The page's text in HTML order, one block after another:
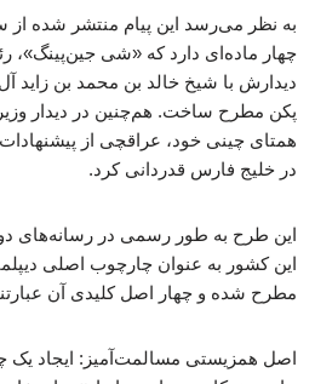
به نظر می‌رسد این پیام منتشر شده
چهار ماده‌ای دارد که «شی جین‌پینگ»،
دیدارش با شیخ خالد بن محمد بن زاید آل
پکن مطرح ساخت. هم‌چنین در دیدار
همتای چینی خود، عراقچی از
در خلیج فارس قدردانی کرد.
این طرح به طور رسمی در رسانه‌های
این کشور به عنوان چارچوب اصلی
مطرح شده و چهار اصل کلیدی آن
اصل همزیستی مسالمت‌آمیز: ایجاد یک